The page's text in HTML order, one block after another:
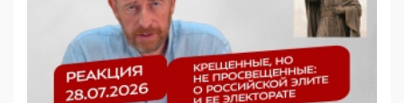
5G за счет здоровья граждан: Минцифры намерено
отобрать у регионов и муниципалитетов право
защищать жилые дома и социальные объекты от
05:58, 26 Мая 2026